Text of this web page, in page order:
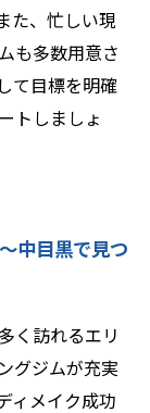
た、忙しい現
も多数用意さ
て目標を明確
トしましょ
中目黒で見つ
く訪れるエリ
グジムが充実
ィメイク成功